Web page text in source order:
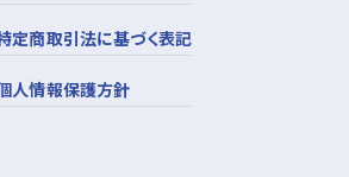
定商取引法に基づく表記
人情報保護方針